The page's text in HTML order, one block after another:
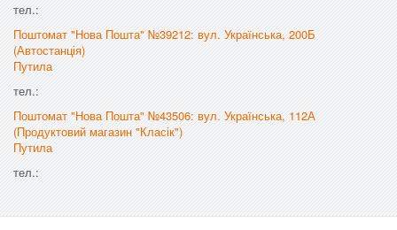
тел.:
Поштомат "Нова Пошта" №39212: вул. Українська, 200Б
(Автостанція)
Путила
тел.:
Поштомат "Нова Пошта" №43506: вул. Українська, 112А
(Продуктовий магазин "Класік")
Путила
тел.: